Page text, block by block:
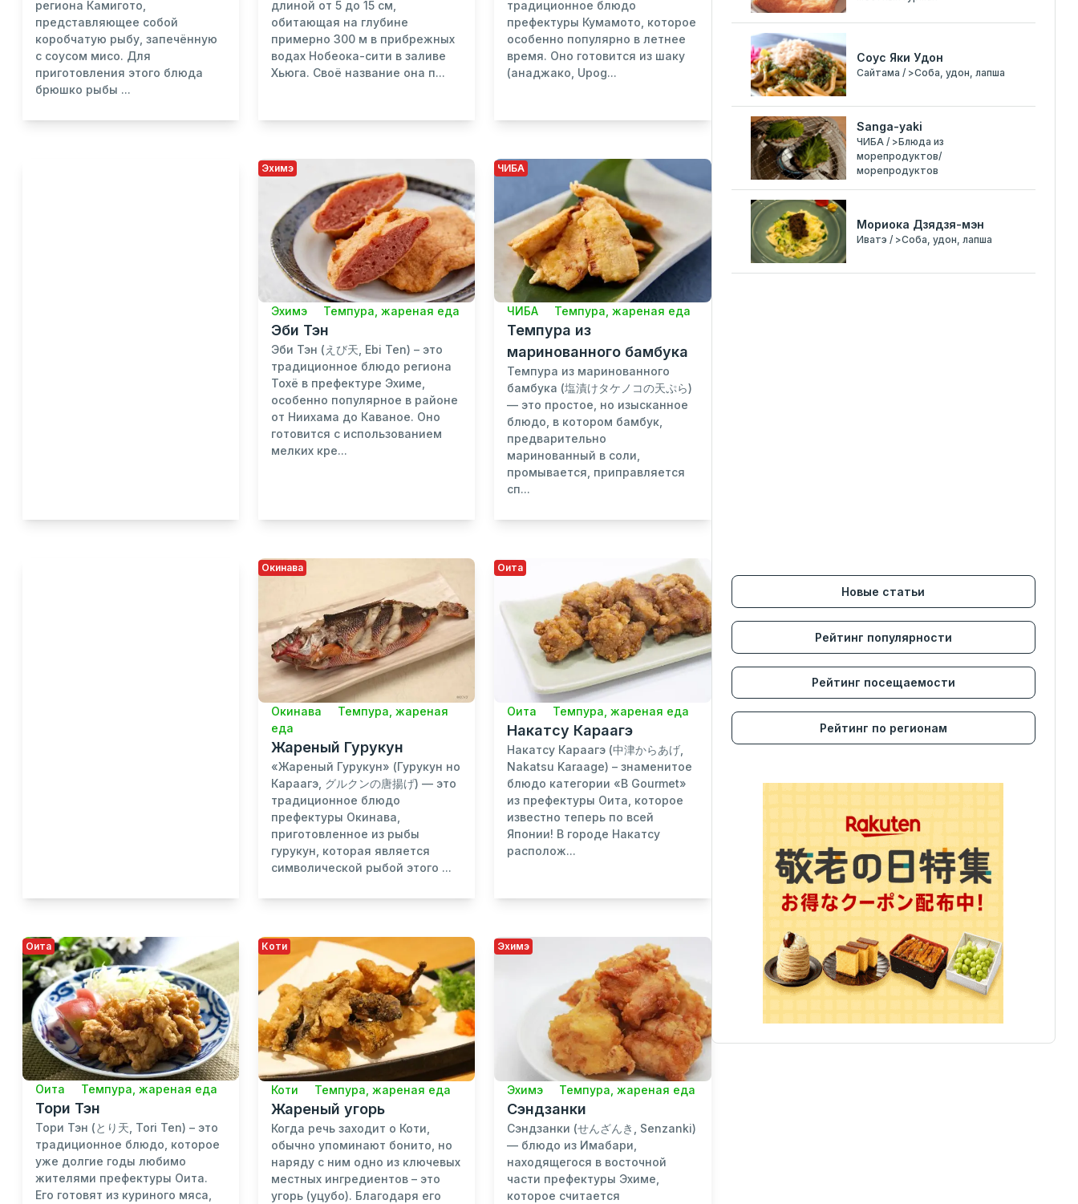
региона Камигото,
представляющее собой
коробчатую рыбу, запечённую
с соусом мисо. Для
приготовления этого блюда
брюшко рыбы ...
длиной от 5 до 15 см,
обитающая на глубине
примерно 300 м в прибрежных
водах Нобеока-сити в заливе
Хьюга. Своё название она п...
традиционное блюдо
префектуры Кумамото, которое
особенно популярно в летнее
время. Оно готовится из шаку
(анаджако, Upog...
Эхимэ
Эхимэ Темпура, жареная еда
Эби Тэн
Эби Тэн (えび天, Ebi Ten) – это
традиционное блюдо региона
Тохё в префектуре Эхиме,
особенно популярное в районе
от Ниихама до Каваное. Оно
готовится с использованием
мелких кре...
ЧИБА
ЧИБА Темпура, жареная еда
Темпура из
маринованного бамбука
Темпура из маринованного
бамбука (塩漬けタケノコの天ぷら)
— это простое, но изысканное
блюдо, в котором бамбук,
предварительно
маринованный в соли,
промывается, приправляется
сп...
Окинава
Окинава
Темпура, жареная
еда
Жареный Гурукун
«Жареный Гурукун» (Гурукун но
Караагэ, グルクンの唐揚げ) — это
традиционное блюдо
префектуры Окинава,
приготовленное из рыбы
гурукун, которая является
символической рыбой этого ...
Оита
Оита Темпура, жареная еда
Накатсу Караагэ
Накатсу Караагэ (中津からあげ,
Nakatsu Karaage) – знаменитое
блюдо категории «B Gourmet»
из префектуры Оита, которое
известно теперь по всей
Японии! В городе Накатсу
располож...
Оита
Оита Темпура, жареная еда
Тори Тэн
Тори Тэн (とり天, Tori Ten) – это
традиционное блюдо, которое
уже долгие годы любимо
жителями префектуры Оита.
Его готовят из куриного мяса,
Коти
Коти Темпура, жареная еда
Жареный угорь
Когда речь заходит о Коти,
обычно упоминают бонито, но
наряду с ним одно из ключевых
местных ингредиентов – это
угорь (уцубо). Благодаря его
Эхимэ
Эхимэ Темпура, жареная еда
Сэндзанки
Сэндзанки (せんざんき, Senzanki)
— блюдо из Имабари,
находящегося в восточной
части префектуры Эхиме,
которое считается
Соус Яки Удон
Сайтама / >Соба, удон, лапша
Sanga-yaki
ЧИБА / >Блюда из
морепродуктов/
морепродуктов
Мориока Дзядзя-мэн
Иватэ / >Соба, удон, лапша
Новые статьи
Рейтинг популярности
Рейтинг посещаемости
Рейтинг по регионам